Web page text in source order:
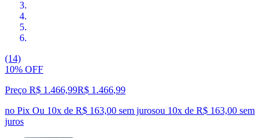
(14)
10% OFF
Preço R$ 1.466,99R$ 1.466,99
no Pix Ou 10x de R$ 163,00 sem jurosou 10x de R$ 163,00 sem
juros